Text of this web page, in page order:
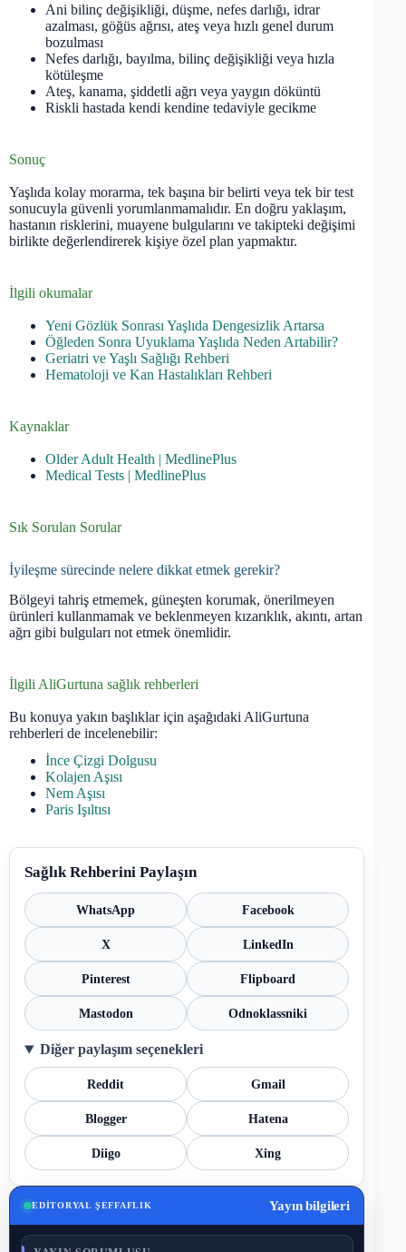
Ani bilinç değişikliği, düşme, nefes darlığı, idrar
azalması, göğüs ağrısı, ateş veya hızlı genel durum
bozulması
Nefes darlığı, bayılma, bilinç değişikliği veya hızla
kötüleşme
Ateş, kanama, şiddetli ağrı veya yaygın döküntü
Riskli hastada kendi kendine tedaviyle gecikme
Sonuç
Yaşlıda kolay morarma, tek başına bir belirti veya tek bir test
sonucuyla güvenli yorumlanmamalıdır. En doğru yaklaşım,
hastanın risklerini, muayene bulgularını ve takipteki değişimi
birlikte değerlendirerek kişiye özel plan yapmaktır.
İlgili okumalar
Yeni Gözlük Sonrası Yaşlıda Dengesizlik Artarsa
Öğleden Sonra Uyuklama Yaşlıda Neden Artabilir?
Geriatri ve Yaşlı Sağlığı Rehberi
Hematoloji ve Kan Hastalıkları Rehberi
Kaynaklar
Older Adult Health | MedlinePlus
Medical Tests | MedlinePlus
Sık Sorulan Sorular
İyileşme sürecinde nelere dikkat etmek gerekir?
Bölgeyi tahriş etmemek, güneşten korumak, önerilmeyen
ürünleri kullanmamak ve beklenmeyen kızarıklık, akıntı, artan
ağrı gibi bulguları not etmek önemlidir.
İlgili AliGurtuna sağlık rehberleri
Bu konuya yakın başlıklar için aşağıdaki AliGurtuna
rehberleri de incelenebilir:
İnce Çizgi Dolgusu
Kolajen Aşısı
Nem Aşısı
Paris Işıltısı
Sağlık Rehberini Paylaşın
WhatsApp Facebook
X LinkedIn
Pinterest Flipboard
Mastodon Odnoklassniki
Diğer paylaşım seçenekleri
Reddit Gmail
Blogger Hatena
Diigo Xing
EDITORYAL ŞEFFAFLIK Yayın bilgileri